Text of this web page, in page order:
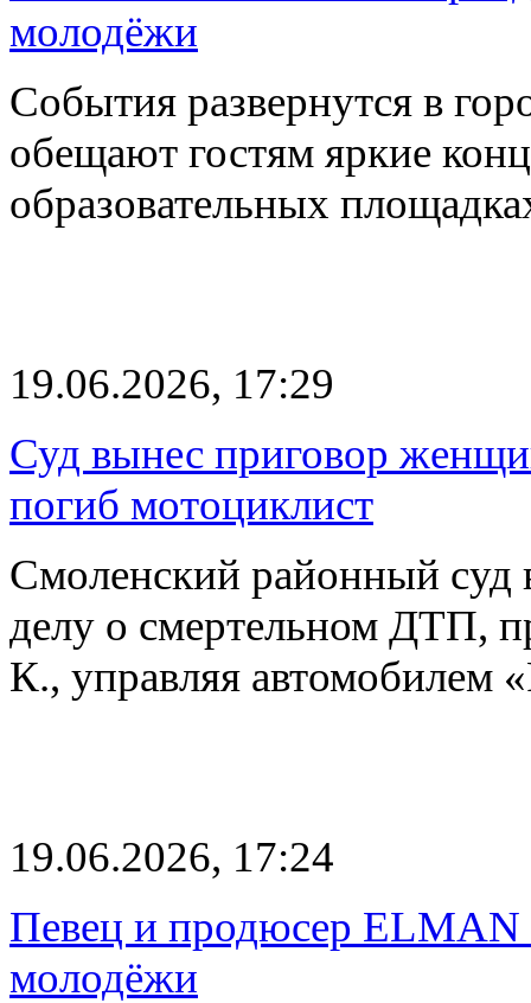
молодёжи
События развернутся в
обещают гостям яркие
образовательных
19.06.2026, 17:29
Суд вынес приговор
погиб мотоциклист
Смоленский районный суд
делу о смертельном ДТП,
К., управляя
19.06.2026, 17:24
Певец и продюсер ELMAN
молодёжи